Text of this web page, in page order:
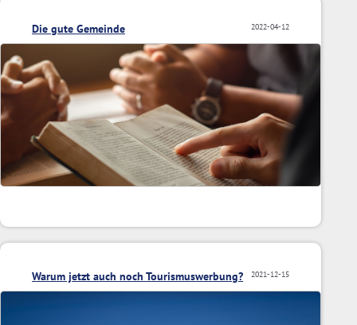
2022-04-12
Die gute Gemeinde
2021-12-15
Warum jetzt auch noch Tourismuswerbung?